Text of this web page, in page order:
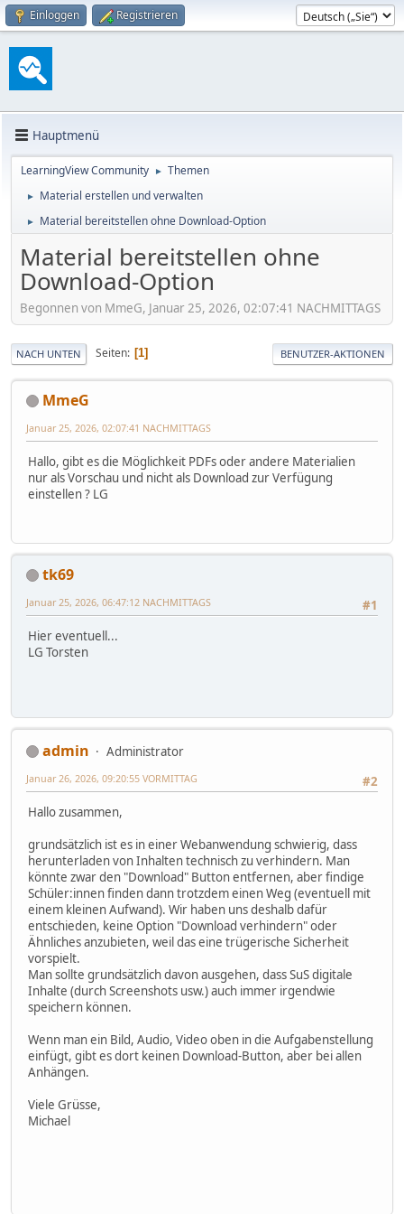
Einloggen Registrieren
Hauptmenü
LearningView Community ► Themen
► Material erstellen und verwalten
► Material bereitstellen ohne Download-Option
Material bereitstellen ohne
Download-Option
Begonnen von MmeG, Januar 25, 2026, 02:07:41 NACHMITTAGS
NACH UNTEN Seiten 1 BENUTZER-AKTIONEN
MmeG
Januar 25, 2026, 02:07:41 NACHMITTAGS
Hallo, gibt es die Möglichkeit PDFs oder andere Materialien
nur als Vorschau und nicht als Download zur Verfügung
einstellen ? LG
tk69
#1
Januar 25, 2026, 06:47:12 NACHMITTAGS
Hier eventuell...
LG Torsten
admin
Administrator
#2
Januar 26, 2026, 09:20:55 VORMITTAG
Hallo zusammen,
grundsätzlich ist es in einer Webanwendung schwierig, dass
herunterladen von Inhalten technisch zu verhindern. Man
könnte zwar den "Download" Button entfernen, aber findige
Schüler:innen finden dann trotzdem einen Weg (eventuell mit
einem kleinen Aufwand). Wir haben uns deshalb dafür
entschieden, keine Option "Download verhindern" oder
Ähnliches anzubieten, weil das eine trügerische Sicherheit
vorspielt.
Man sollte grundsätzlich davon ausgehen, dass SuS digitale
Inhalte (durch Screenshots usw.) auch immer irgendwie
speichern können.
Wenn man ein Bild, Audio, Video oben in die Aufgabenstellung
einfügt, gibt es dort keinen Download-Button, aber bei allen
Anhängen.
Viele Grüsse,
Michael